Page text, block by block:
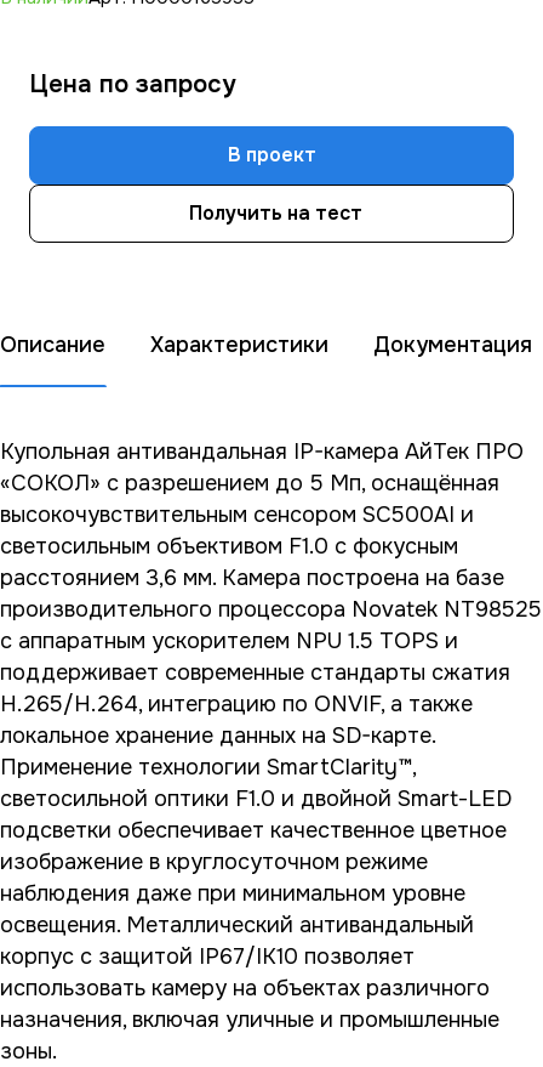
Цена по запросу
В проект
Получить на тест
Описание Характеристики Документация
Купольная антивандальная IP-камера АйТек ПРО
«СОКОЛ» с разрешением до 5 Мп, оснащённая
высокочувствительным сенсором SC500AI и
светосильным объективом F1.0 с фокусным
расстоянием 3,6 мм. Камера построена на базе
производительного процессора Novatek NT98525
с аппаратным ускорителем NPU 1.5 TOPS и
поддерживает современные стандарты сжатия
H.265/H.264, интеграцию по ONVIF, а также
локальное хранение данных на SD-карте.
Применение технологии SmartClarity™,
светосильной оптики F1.0 и двойной Smart-LED
подсветки обеспечивает качественное цветное
изображение в круглосуточном режиме
наблюдения даже при минимальном уровне
освещения. Металлический антивандальный
корпус с защитой IP67/IK10 позволяет
использовать камеру на объектах различного
назначения, включая уличные и промышленные
зоны.